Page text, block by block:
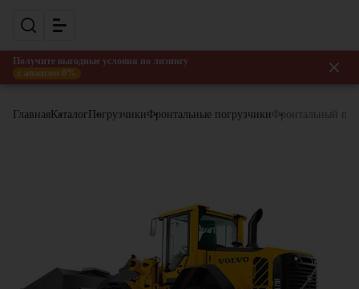
Получите выгодные условия по лизингу
с авансом 0%
Главная Каталог ПогрузчикиФронтальные погрузчикиФронтальный